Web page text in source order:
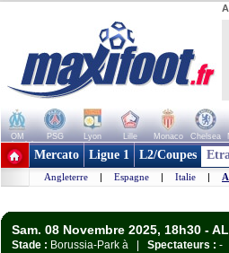
OM PSG Lyon Lille Monaco Chelsea
+ de clubs
Mercato Ligue 1 L2/Coupes
Angleterre | Espagne | Italie |
Sam. 08 Novembre 2025, 18h30 -
Stade : Borussia-Park à | Spectateurs : -